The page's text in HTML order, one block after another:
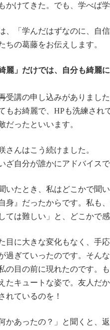
かけてきた。でも、学べば
、「学んだはずなのに、自
ちの葛藤をお伝えします。
麗」だけでは、自分も綺麗
受講の申し込みがありまし
もお綺麗で、HPも洗練され
だったといいます。
さんはこう続けました。
ざ自分が誰かにアドバイス
いたとき、私はどこかで聞
身』だったからです。私も
ては難しい」と、どこかで感
目に大きな変化もなく、手
過ぎていったのです。そん
の目の前に現れたのです。
たキュートな姿で。友人だ
れているのを！
かあったの？」と聞くと、